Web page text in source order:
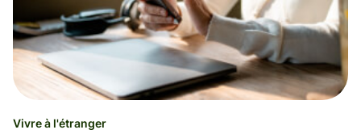
Vivre à l'étranger